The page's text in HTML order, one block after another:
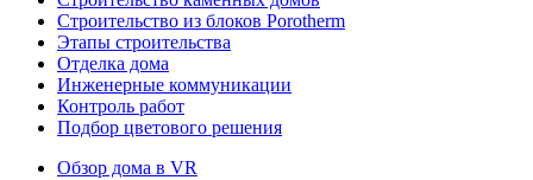
Строительство из блоков Porotherm
Этапы строительства
Отделка дома
Инженерные коммуникации
Контроль работ
Подбор цветового решения
Обзор дома в VR